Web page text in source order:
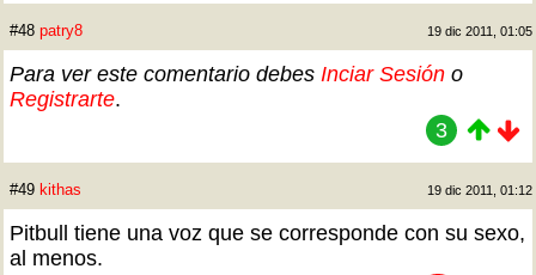
#48 patry8 19 dic 2011, 01:05
Para ver este comentario debes Inciar Sesión o
Registrarte.
3
#49 kithas 19 dic 2011, 01:12
Pitbull tiene una voz que se corresponde con su sexo,
al menos.